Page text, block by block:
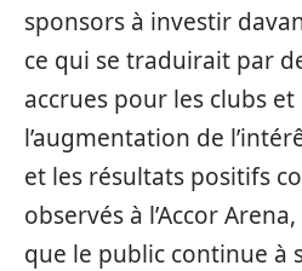
sponsors à investir
ce qui se traduirait par
accrues pour les clubs
l’augmentation de
et les résultats positifs
observés à l’Accor
que le public continue à